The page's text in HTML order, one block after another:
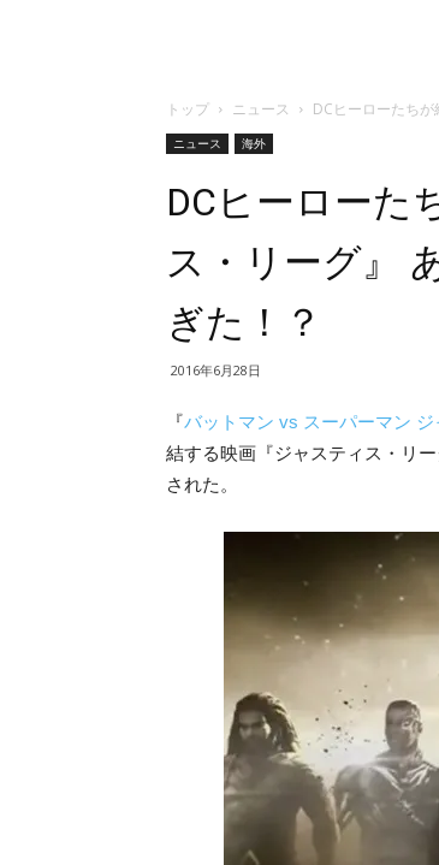
トップ ニュース DCヒーローたち
ニュース 海外
DCヒーローた
ス・リーグ』
ぎた！？
2016年6月28日
『バットマン vs スーパーマン
結する映画『ジャスティス・リ
された。